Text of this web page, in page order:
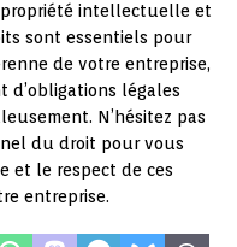
intellectuelle et
sont essentiels pour
de votre entreprise,
d’obligations légales
N’hésitez pas
du droit pour vous
et le respect de ces
entreprise.